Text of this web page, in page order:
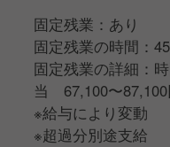
固定残業：あり
固定残業の時間：
固定残業の詳細：
当 67,100〜
※給与により変動
※超過分別途支給